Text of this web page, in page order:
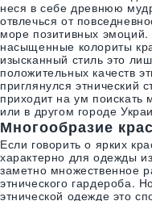
неся в себе древнюю
отвлечься от
море позитивных эмоций.
насыщенные колориты
изысканный стиль это
положительных качеств
приглянулся этнический
приходит на ум поискать
или в другом городе
Многообразие
Если говорить о ярких
характерно для одежды
заметно множественное
этнического гардероба.
этнической одежде это